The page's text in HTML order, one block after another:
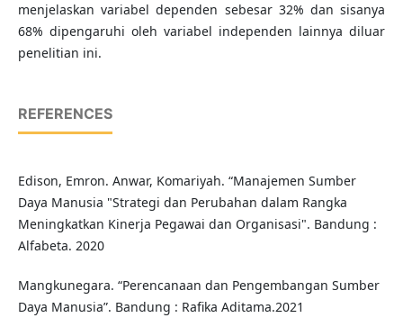
menjelaskan variabel dependen sebesar 32% dan sisanya
68% dipengaruhi oleh variabel independen lainnya diluar
penelitian ini.
REFERENCES
Edison, Emron. Anwar, Komariyah. “Manajemen Sumber
Daya Manusia "Strategi dan Perubahan dalam Rangka
Meningkatkan Kinerja Pegawai dan Organisasi". Bandung :
Alfabeta. 2020
Mangkunegara. “Perencanaan dan Pengembangan Sumber
Daya Manusia”. Bandung : Rafika Aditama.2021